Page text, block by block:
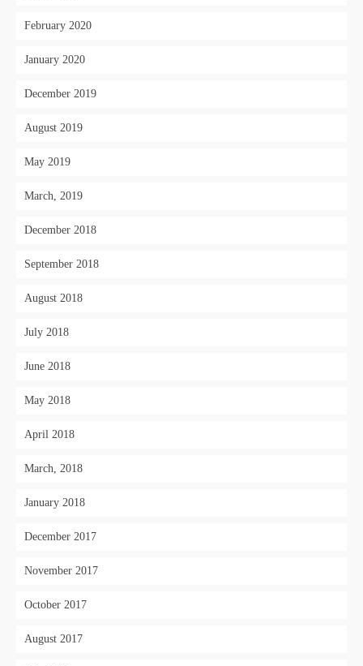
February 2020
January 2020
December 2019
August 2019
May 2019
March, 2019
December 2018
September 2018
August 2018
July 2018
June 2018
May 2018
April 2018
March, 2018
January 2018
December 2017
November 2017
October 2017
August 2017